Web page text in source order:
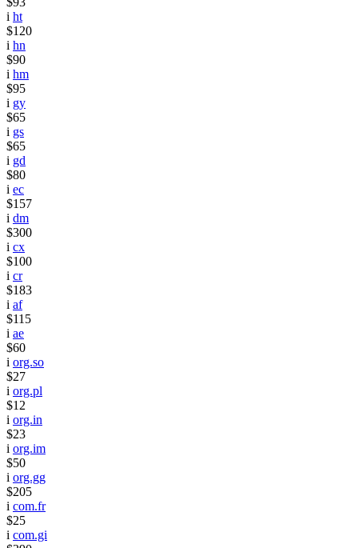
i ht
$120
i hn
$90
i hm
$95
i gy
$65
i gs
$65
i gd
$80
i ec
$157
i dm
$300
i cx
$100
i cr
$183
i af
$115
i ae
$60
i org.so
$27
i org.pl
$12
i org.in
$23
i org.im
$50
i org.gg
$205
i com.fr
$25
i com.gi